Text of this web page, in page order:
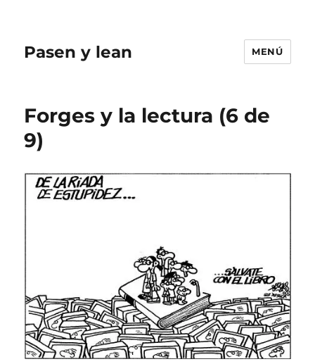
Pasen y lean MENÚ
Forges y la lectura (6 de
9)